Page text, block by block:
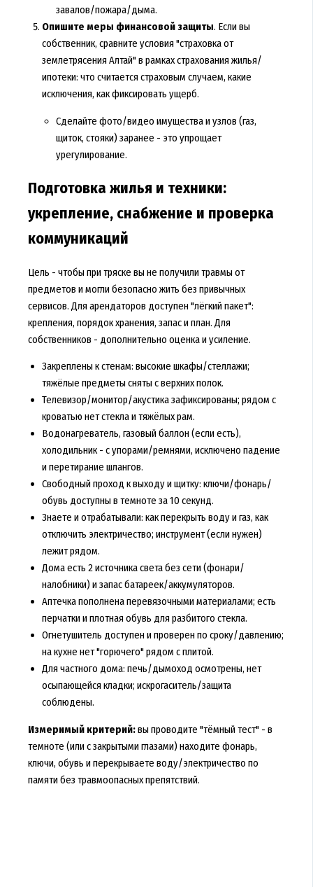
завалов/пожара/дыма.
Опишите меры финансовой защиты. Если вы
собственник, сравните условия "страховка от
землетрясения Алтай" в рамках страхования жилья/
ипотеки: что считается страховым случаем, какие
исключения, как фиксировать ущерб.
Сделайте фото/видео имущества и узлов (газ,
щиток, стояки) заранее - это упрощает
урегулирование.
Подготовка жилья и техники:
укрепление, снабжение и проверка
коммуникаций
Цель - чтобы при тряске вы не получили травмы от
предметов и могли безопасно жить без привычных
сервисов. Для арендаторов доступен "лёгкий пакет":
крепления, порядок хранения, запас и план. Для
собственников - дополнительно оценка и усиление.
Закреплены к стенам: высокие шкафы/стеллажи;
тяжёлые предметы сняты с верхних полок.
Телевизор/монитор/акустика зафиксированы; рядом с
кроватью нет стекла и тяжёлых рам.
Водонагреватель, газовый баллон (если есть),
холодильник - с упорами/ремнями, исключено падение
и перетирание шлангов.
Свободный проход к выходу и щитку: ключи/фонарь/
обувь доступны в темноте за 10 секунд.
Знаете и отрабатывали: как перекрыть воду и газ, как
отключить электричество; инструмент (если нужен)
лежит рядом.
Дома есть 2 источника света без сети (фонари/
налобники) и запас батареек/аккумуляторов.
Аптечка пополнена перевязочными материалами; есть
перчатки и плотная обувь для разбитого стекла.
Огнетушитель доступен и проверен по сроку/давлению;
на кухне нет "горючего" рядом с плитой.
Для частного дома: печь/дымоход осмотрены, нет
осыпающейся кладки; искрогаситель/защита
соблюдены.
Измеримый критерий:вы проводите "тёмный тест" - в
темноте (или с закрытыми глазами) находите фонарь,
ключи, обувь и перекрываете воду/электричество по
памяти без травмоопасных препятствий.